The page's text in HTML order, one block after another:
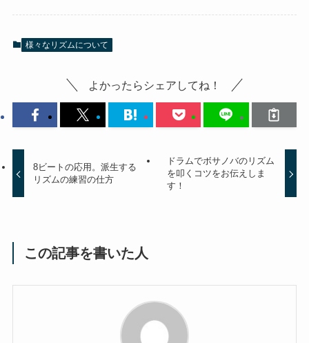
様々なリズムについて
よかったらシェアしてね！
8ビートの応用。派生する
リズムの練習の仕方
ドラムでボサノバのリズム
を叩くコツをお伝えしま
す！
この記事を書いた人